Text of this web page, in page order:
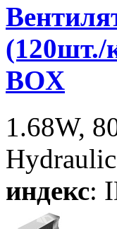
(120шт./
BOX
1.68W,
индекс: